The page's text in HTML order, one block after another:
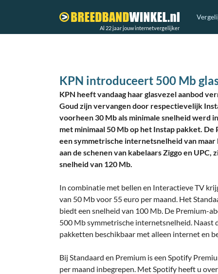
Al 22 jaar jouw internetvergelijker
KPN introduceert 500 Mb
KPN heeft vandaag haar glasvezel aanbod
Goud zijn vervangen door respectievelijk
voorheen 30 Mb als minimale snelheid werd
met minimaal 50 Mb op het Instap pakket.
een symmetrische internetsnelheid van
aan de schenen van kabelaars Ziggo en
snelheid van 120 Mb.
In combinatie met bellen en Interactieve TV
van 50 Mb voor 55 euro per maand. Het
biedt een snelheid van 100 Mb. De Premium-
500 Mb symmetrische internetsnelheid. Naast
pakketten beschikbaar met alleen internet en
Bij Standaard en Premium is een Spotify
per maand inbegrepen. Met Spotify heeft u